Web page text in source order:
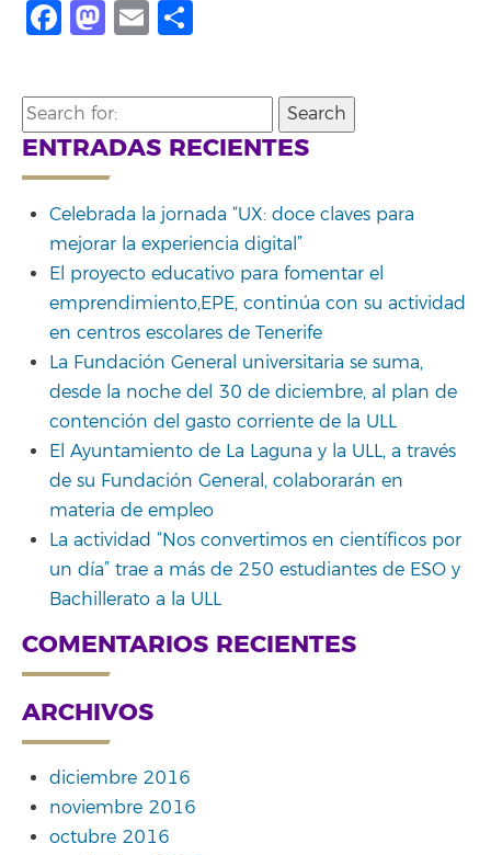
Facebook
Mastodon
Email
Search
for:
ENTRADAS RECIENTES
Celebrada la jornada “UX: doce claves para
mejorar la experiencia digital”
El proyecto educativo para fomentar el
emprendimiento,EPE, continúa con su actividad
en centros escolares de Tenerife
La Fundación General universitaria se suma,
desde la noche del 30 de diciembre, al plan de
contención del gasto corriente de la ULL
El Ayuntamiento de La Laguna y la ULL, a través
de su Fundación General, colaborarán en
materia de empleo
La actividad “Nos convertimos en científicos por
un día” trae a más de 250 estudiantes de ESO y
Bachillerato a la ULL
COMENTARIOS RECIENTES
ARCHIVOS
diciembre 2016
noviembre 2016
octubre 2016